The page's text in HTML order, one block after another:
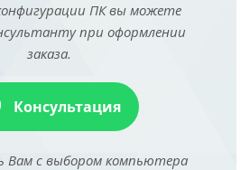
ПК вы можете
при оформлении
заказа.
Консультация
Вам с выбором компьютера